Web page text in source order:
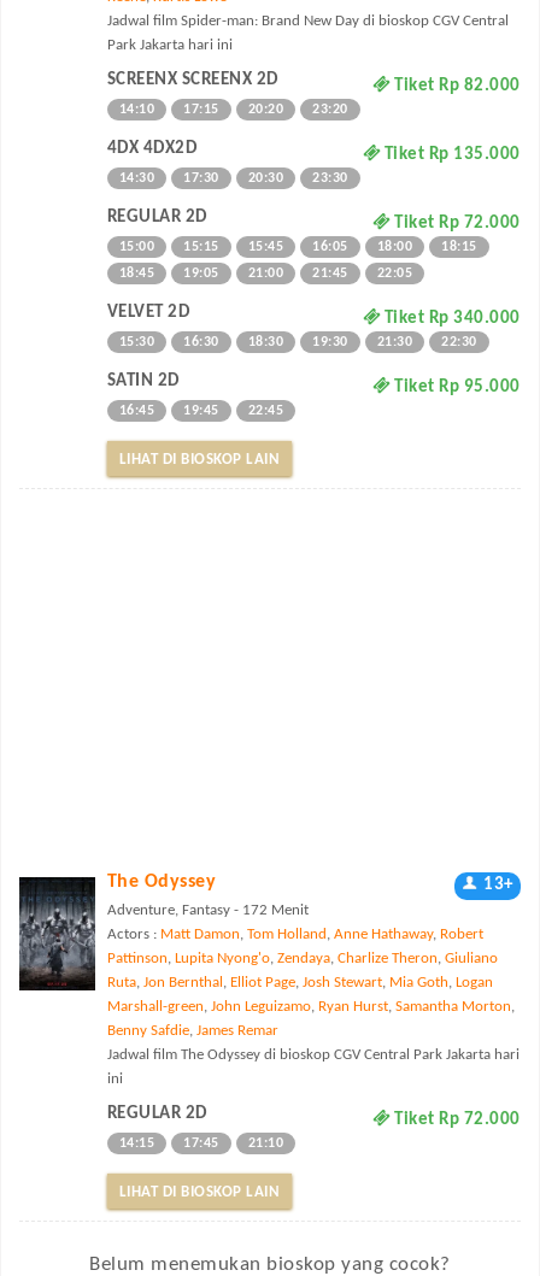
Jadwal film Spider-man: Brand New Day di bioskop CGV Central
Park Jakarta hari ini
SCREENX SCREENX 2D Tiket Rp 82.000
14:10 17:15 20:20 23:20
4DX 4DX2D Tiket Rp 135.000
14:30 17:30 20:30 23:30
REGULAR 2D Tiket Rp 72.000
15:00 15:15 15:45 16:05 18:00
18:15
18:45
19:05 21:00 21:45 22:05
VELVET 2D Tiket Rp 340.000
15:30 16:30 18:30 19:30 21:30 22:30
SATIN 2D Tiket Rp 95.000
16:45 19:45 22:45
LIHAT DI BIOSKOP LAIN
The Odyssey 13+
Adventure, Fantasy - 172 Menit
Actors : Matt Damon, Tom Holland , Anne Hathaway, Robert
Pattinson, Lupita Nyong'o, Zendaya, Charlize Theron, Giuliano
Ruta, Jon Bernthal , Elliot Page, Josh Stewart, Mia Goth, Logan
Marshall-green, John Leguizamo, Ryan Hurst, Samantha Morton,
Benny Safdie, James Remar
Jadwal film The Odyssey di bioskop CGV Central Park Jakarta hari
ini
REGULAR 2D Tiket Rp 72.000
14:15 17:45 21:10
LIHAT DI BIOSKOP LAIN
Belum menemukan bioskop yang cocok?